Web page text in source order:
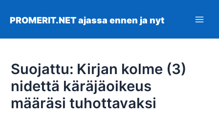
sisältöön
PROMERIT.NET ajassa ennen ja nyt
Suojattu: Kirjan kolme (3)
nidettä käräjäoikeus
määräsi tuhottavaksi